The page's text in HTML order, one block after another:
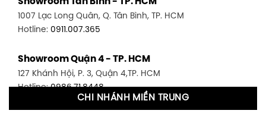
1007 Lạc Long Quân, Q. Tân Bình, TP. HCM
Hotline: 0911.007.365
Showroom Quận 4 - TP. HCM
127 Khánh Hội, P. 3, Quận 4,TP. HCM
Hotline:0986.71.8448
CHI NHÁNH MIỀN TRUNG